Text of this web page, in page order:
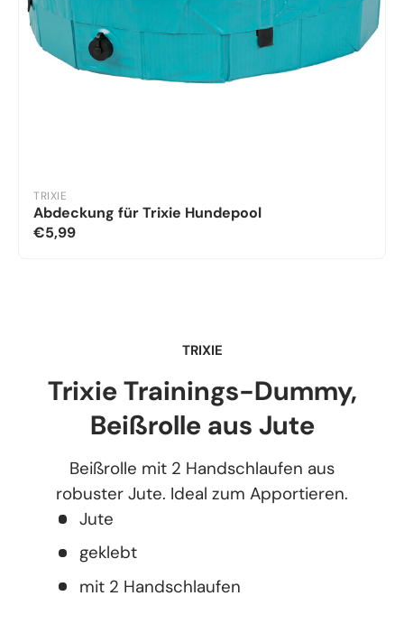
TRIXIE
Abdeckung für Trixie Hundepool
€5,99
TRIXIE
Trixie Trainings-Dummy,
Beißrolle aus Jute
Beißrolle mit 2 Handschlaufen aus
robuster Jute. Ideal zum Apportieren.
Jute
geklebt
mit 2 Handschlaufen